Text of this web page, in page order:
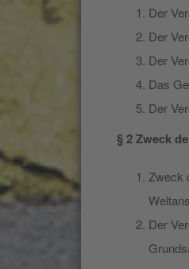
Der
Der
Der
Das
Der
§ 2 Zweck
Zweck
Der